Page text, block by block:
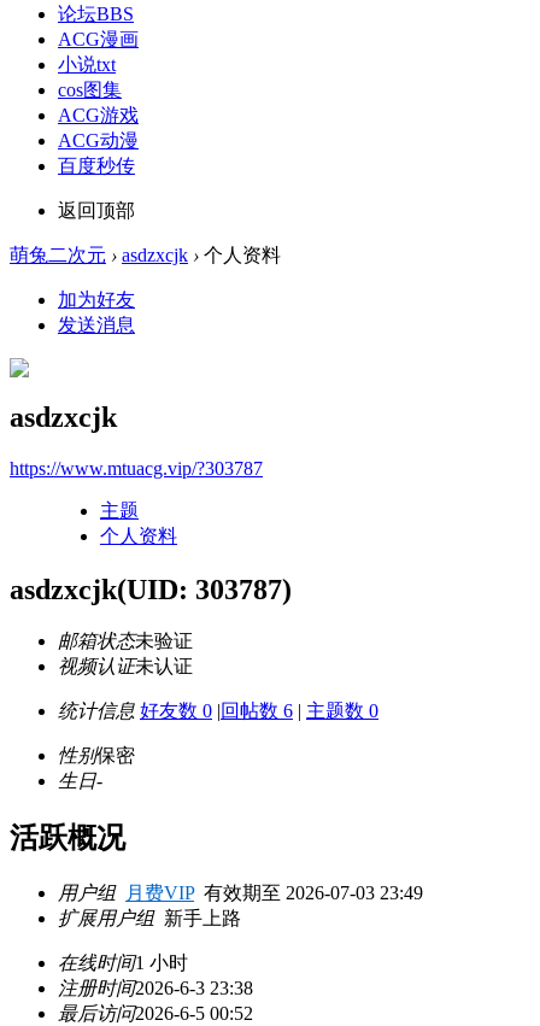
论坛BBS
ACG漫画
小说txt
cos图集
ACG游戏
ACG动漫
百度秒传
返回顶部
萌兔二次元 › asdzxcjk › 个人资料
加为好友
发送消息
asdzxcjk
https://www.mtuacg.vip/?303787
主题
个人资料
asdzxcjk(UID: 303787)
邮箱状态未验证
视频认证未认证
统计信息 好友数 0 |回帖数 6 | 主题数 0
性别保密
生日-
活跃概况
用户组 月费VIP有效期至 2026-07-03 23:49
扩展用户组 新手上路
在线时间1 小时
注册时间2026-6-3 23:38
最后访问2026-6-5 00:52